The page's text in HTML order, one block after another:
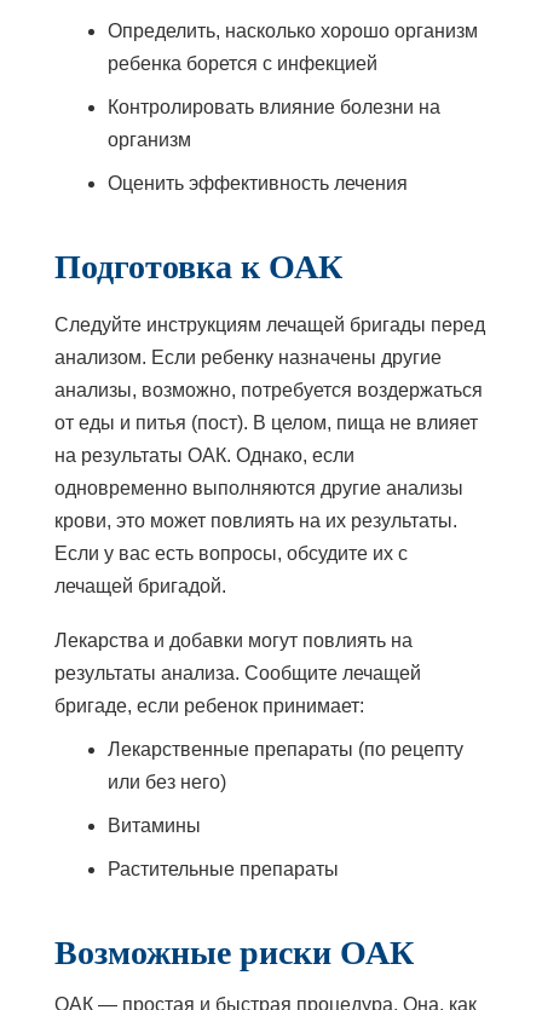
Определить, насколько хорошо организм
ребенка борется с инфекцией
Контролировать влияние болезни на
организм
Оценить эффективность лечения
Подготовка к ОАК
Следуйте инструкциям лечащей бригады перед
анализом. Если ребенку назначены другие
анализы, возможно, потребуется воздержаться
от еды и питья (пост). В целом, пища не влияет
на результаты ОАК. Однако, если
одновременно выполняются другие анализы
крови, это может повлиять на их результаты.
Если у вас есть вопросы, обсудите их с
лечащей бригадой.
Лекарства и добавки могут повлиять на
результаты анализа. Сообщите лечащей
бригаде, если ребенок принимает:
Лекарственные препараты (по рецепту
или без него)
Витамины
Растительные препараты
Возможные риски ОАК
ОАК — простая и быстрая процедура. Она, как